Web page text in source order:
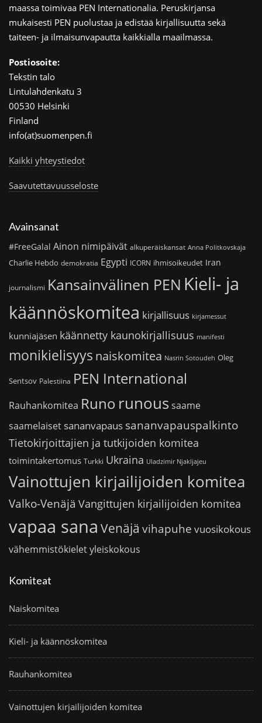
maassa toimivaa PEN Internationalia. Peruskirjansa
mukaisesti PEN puolustaa ja edistää kirjallisuutta sekä
taiteen- ja ilmaisunvapautta kaikkialla maailmassa.
Postiosoite:
Tekstin talo
Lintulahdenkatu 3
00530 Helsinki
Finland
info(at)suomenpen.fi
Kaikki yhteystiedot
Saavutettavuusseloste
Avainsanat
#FreeGalal Ainon nimipäivät alkuperäiskansat Anna Politkovskaja
Charlie Hebdo demokratia Egypti ICORN ihmisoikeudet Iran
journalismi Kansainvälinen PEN Kieli- ja
käännöskomitea kirjallisuus kirjamessut
kunniajäsen käännetty kaunokirjallisuus manifesti
monikielisyys naiskomitea Nasrin Sotoudeh Oleg
Sentsov Palestiina PEN International
Rauhankomitea Runo runoussaame
saamelaiset sananvapaus sananvapauspalkinto
Tietokirjoittajien ja tutkijoiden komitea
toimintakertomus Turkki Ukraina Uladzimir Njakljajeu
Vainottujen kirjailijoiden komitea
Valko-Venäjä Vangittujen kirjailijoiden komitea
vapaa sana Venäjä vihapuhe vuosikokous
vähemmistökieletyleiskokous
Komiteat
Naiskomitea
Kieli- ja käännöskomitea
Rauhankomitea
Vainottujen kirjailijoiden komitea